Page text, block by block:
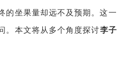
的坐果量却远不及预期。这一
。本文将从多个角度探讨李子